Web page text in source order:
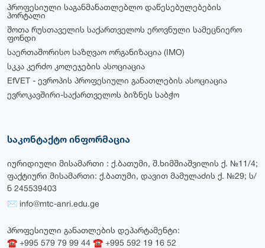
პროფესიული საგანმანათლებლო დაწესებულებების
პორტალი
შოთა რუსთაველის საქართველოს ეროვნული სამეცნიერო
ფონდი
საერთაშორისო საზღვაო ორგანიზაცია (IMO)
სკკა კერძო კოლეჯების ასოციაცია
EfVET - ევროპის პროფესიული განათლების ასოციაცია
ევროკავშირი-საქართველოს ბიზნეს საბჭო
საკონტაქტო ინფორმაცია
იურიდიული მისამართი : ქ.ბათუმი, შ.ხიმშიაშვილის ქ. №11/4;
ფაქტიური მისამართი: ქ.ბათუმი, დავით მამულაძის ქ. №29; ს/
ნ 245539403
✉ info@mtc-anri.edu.ge
პროფესიული განათლების დეპარტამენტი:
☎ +995 579 79 99 44 ☎ +995 592 19 16 52